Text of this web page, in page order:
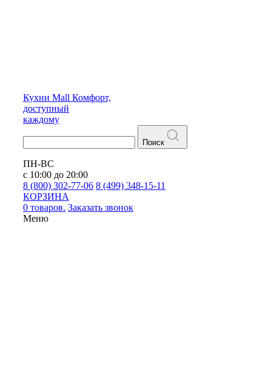
Кухни Mall Комфорт,
доступный
каждому
Поиск
ПН-ВС
с 10:00 до 20:00
8 (800) 302-77-06 8 (499) 348-15-11
КОРЗИНА
0 товаров. Заказать звонок
Меню